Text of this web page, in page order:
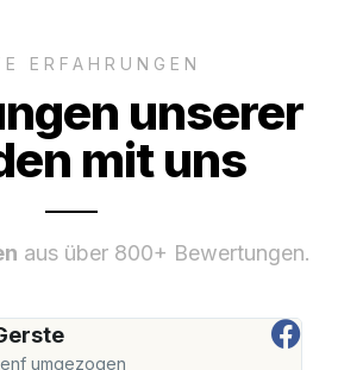
ERFAHRUNGEN
unserer
mit uns
aus über 800+ Bewertungen.
umgezogen